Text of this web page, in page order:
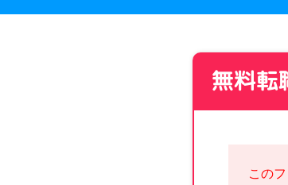
無料転
この